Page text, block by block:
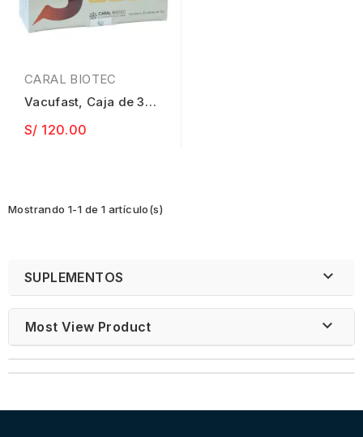
CARAL BIOTEC
Vacufast, Caja de 30
uno.
S/ 120.00
Mostrando 1-1 de 1 artículo(s)
SUPLEMENTOS 
Most View Product 